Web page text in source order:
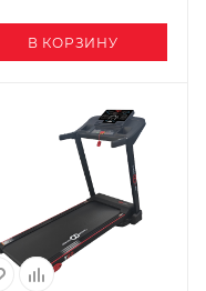
В КОРЗИНУ